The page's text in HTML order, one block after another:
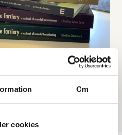
Om
cookies
på ca 6 veckor och 50 %
avslutas med digitala